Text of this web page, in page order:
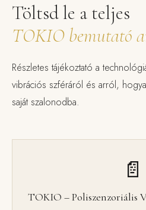
Töltsd le a teljes
TOKIO bemutató
Részletes tájékoztató a
vibrációs szféráról és arról,
saját szalonodba.
📄
TOKIO – Poliszenzoriális